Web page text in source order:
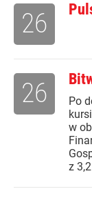
26
Po
w
z
26